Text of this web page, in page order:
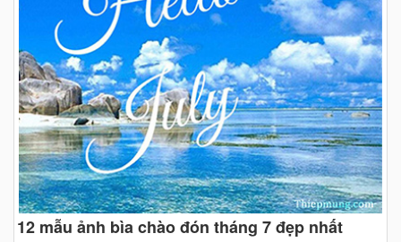
12 mẫu ảnh bìa chào đón tháng 7 đẹp nhất